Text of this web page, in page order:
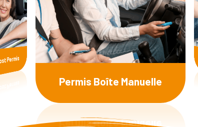
Permis
Permis Boîte Manuelle